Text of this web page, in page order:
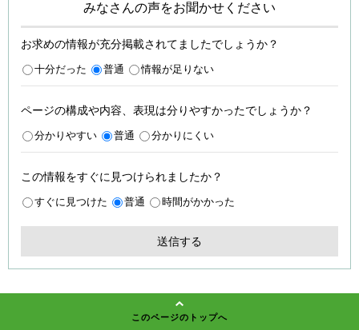
みなさんの声をお聞かせください
お求めの情報が充分掲載されてましたでしょうか？
十分だった 普通 情報が足りない
ページの構成や内容、表現は分りやすかったでしょうか？
分かりやすい 普通 分かりにくい
この情報をすぐに見つけられましたか？
すぐに見つけた 普通 時間がかかった
このページのトップへ